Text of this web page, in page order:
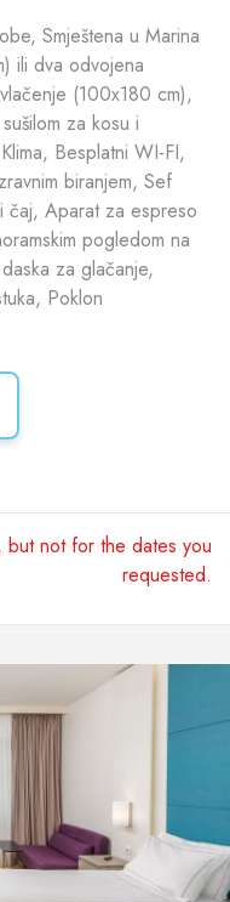
Smještena u Marina
ili dva odvojena
(100x180 cm),
za kosu i
Besplatni WI-FI,
biranjem, Sef
čaj, Aparat za espreso
pogledom na
za glačanje,
Poklon
but not for the dates you
requested.